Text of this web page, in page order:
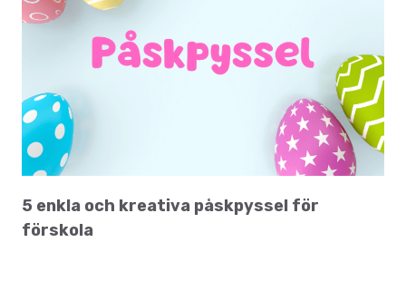
5 enkla och kreativa påskpyssel för
förskola